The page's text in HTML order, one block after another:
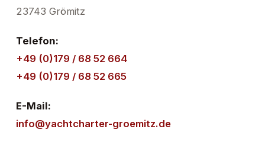
23743 Grömitz
Telefon:
+49 (0)179 / 68 52 664
+49 (0)179 / 68 52 665
E-Mail:
info@yachtcharter-groemitz.de